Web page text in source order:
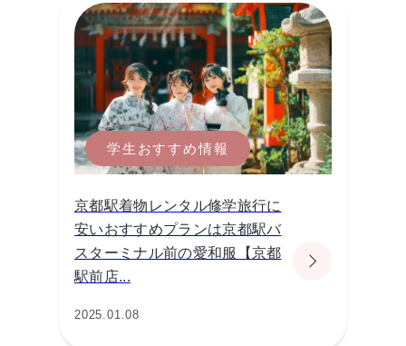
学生おすすめ情報
京都駅着物レンタル修学旅行に
安いおすすめプランは京都駅バ
スターミナル前の愛和服【京都
駅前店...
2025.01.08